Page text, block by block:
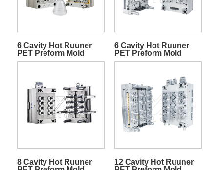
6 Cavity Hot Ruuner
PET Preform Mold
6 Cavity Hot Ruuner
PET Preform Mold
8 Cavity Hot Ruuner
12 Cavity Hot Ruuner